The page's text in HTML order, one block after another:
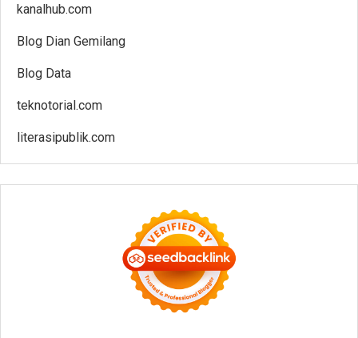
kanalhub.com
Blog Dian Gemilang
Blog Data
teknotorial.com
literasipublik.com